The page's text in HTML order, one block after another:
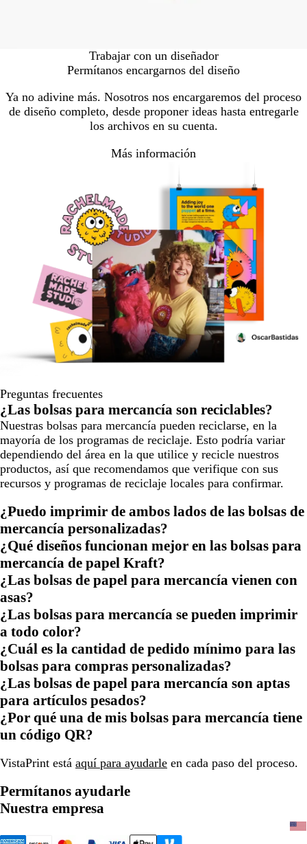
Trabajar con un diseñador
Permítanos encargarnos del diseño
Ya no adivine más. Nosotros nos encargaremos del proceso
de diseño completo, desde proponer ideas hasta entregarle
los archivos en su cuenta.
Más información
Preguntas frecuentes
¿Las bolsas para mercancía son reciclables?
Nuestras bolsas para mercancía pueden reciclarse, en la
mayoría de los programas de reciclaje. Esto podría variar
dependiendo del área en la que utilice y recicle nuestros
productos, así que recomendamos que verifique con sus
recursos y programas de reciclaje locales para confirmar.
¿Puedo imprimir de ambos lados de las bolsas de
mercancía personalizadas?
¿Qué diseños funcionan mejor en las bolsas para
mercancía de papel Kraft?
¿Las bolsas de papel para mercancía vienen con
asas?
¿Las bolsas para mercancía se pueden imprimir
a todo color?
¿Cuál es la cantidad de pedido mínimo para las
bolsas para compras personalizadas?
¿Las bolsas de papel para mercancía son aptas
para artículos pesados?
¿Por qué una de mis bolsas para mercancía tiene
un código QR?
VistaPrint está aquí para ayudarle en cada paso del proceso.
Permítanos ayudarle
Nuestra empresa